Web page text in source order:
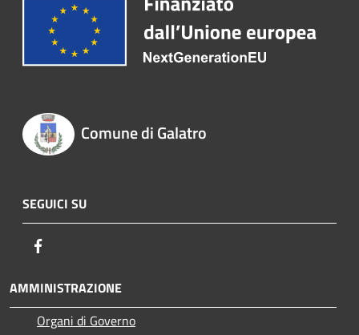
Comune di Galatro
SEGUICI SU
AMMINISTRAZIONE
Organi di Governo